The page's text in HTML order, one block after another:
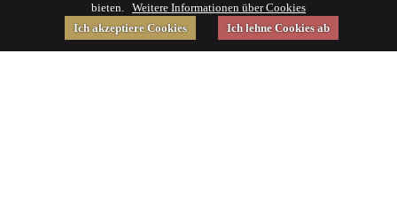
bieten. Weitere Informationen über Cookies
Ich akzeptiere Cookies
Ich lehne Cookies ab